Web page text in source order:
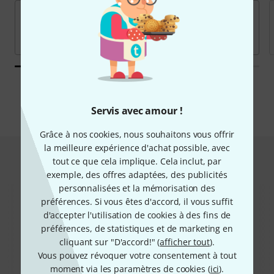
Servis avec amour !
Grâce à nos cookies, nous souhaitons vous offrir
la meilleure expérience d'achat possible, avec
tout ce que cela implique. Cela inclut, par
exemple, des offres adaptées, des publicités
personnalisées et la mémorisation des
préférences. Si vous êtes d'accord, il vous suffit
d'accepter l'utilisation de cookies à des fins de
préférences, de statistiques et de marketing en
cliquant sur "D'accord!" (afficher tout).
Vous pouvez révoquer votre consentement à tout
moment via les paramètres de cookies (ici).
Hot Deals